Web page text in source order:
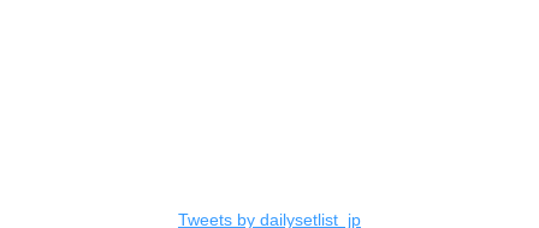
Tweets by dailysetlist_jp